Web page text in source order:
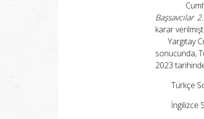
Başsavcılar
karar
Yargıtay
sonucunda,
2023
Türkçe
İngilizce